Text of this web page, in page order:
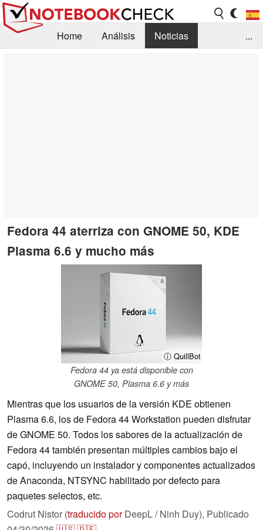
Home Análisis
Noticias
...
Fedora 44 aterriza con GNOME 50, KDE
Plasma 6.6 y mucho más
ⓘ QuillBot
Fedora 44 ya está disponible con
GNOME 50, Plasma 6.6 y más
Mientras que los usuarios de la versión KDE obtienen
Plasma 6.6, los de Fedora 44 Workstation pueden disfrutar
de GNOME 50. Todos los sabores de la actualización de
Fedora 44 también presentan múltiples cambios bajo el
capó, incluyendo un instalador y componentes actualizados
de Anaconda, NTSYNC habilitado por defecto para
paquetes selectos, etc.
Codrut Nistor (traducido porDeepL / Ninh Duy), Publicado